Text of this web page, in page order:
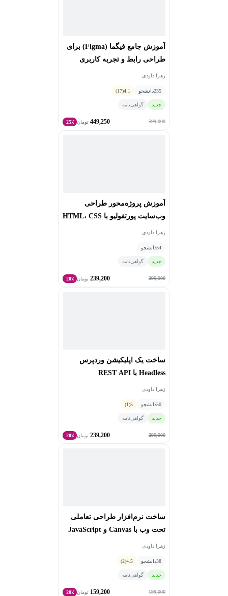
آموزش جامع فیگما (Figma) برای
طراحی رابط و تجربه کاربری
زهرا داودی
235دانشجو 4.1
(17)
جدید گواهی‌نامه
599,000
449,250 تومان 25٪
آموزش پروژه‌محور طراحی
وب‌سایت پورتفولیو با HTML، CSS
زهرا داودی
54دانشجو
جدید گواهی‌نامه
299,000
239,200 تومان 20٪
ساخت یک اپلیکیشن وردپرس
Headless با REST API
زهرا داودی
50دانشجو 5
(1)
جدید گواهی‌نامه
299,000
239,200 تومان 20٪
ساخت نرم‌افزار طراحی تعاملی
تحت وب با Canvas و JavaScript
زهرا داودی
38دانشجو 4.5
(2)
جدید گواهی‌نامه
199,000
159,200 تومان 20٪